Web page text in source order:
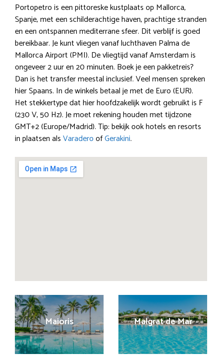
Portopetro is een pittoreske kustplaats op Mallorca,
Spanje, met een schilderachtige haven, prachtige stranden
en een ontspannen mediterrane sfeer. Dit verblijf is goed
bereikbaar. Je kunt vliegen vanaf luchthaven Palma de
Mallorca Airport (PMI). De vliegtijd vanaf Amsterdam is
ongeveer 2 uur en 20 minuten. Boek je een pakketreis?
Dan is het transfer meestal inclusief. Veel mensen spreken
hier Spaans. In de winkels betaal je met de Euro (EUR).
Het stekkertype dat hier hoofdzakelijk wordt gebruikt is F
(230 V, 50 Hz). Je moet rekening houden met tijdzone
GMT+2 (Europe/Madrid). Tip: bekijk ook hotels en resorts
in plaatsen alsVaraderoofGerakini.
Maioris Malgrat de Mar